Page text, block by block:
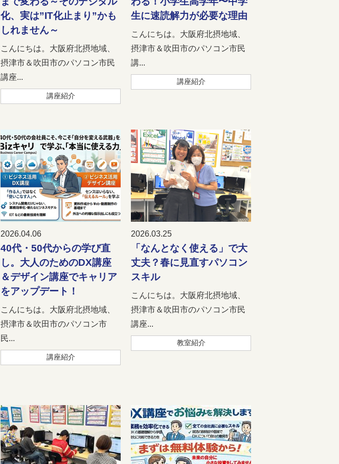
化、実は”IT化止まり”かも
しれません～
こんにちは。大阪府北摂地域、
摂津市＆吹田市のパソコン市民
講座...
講座紹介
生に速読解力が必要な理由
こんにちは。大阪府北摂地域、
摂津市＆吹田市のパソコン市民
講...
講座紹介
2026.04.06
40代・50代からの学び直
し。大人のためのDX講座
＆デザイン講座でキャリア
をアップデート！
こんにちは。大阪府北摂地域、
摂津市＆吹田市のパソコン市
民...
講座紹介
2026.03.25
「なんとなく使える」で大
丈夫？春に見直すパソコン
スキル
こんにちは。大阪府北摂地域、
摂津市＆吹田市のパソコン市民
講座...
教室紹介